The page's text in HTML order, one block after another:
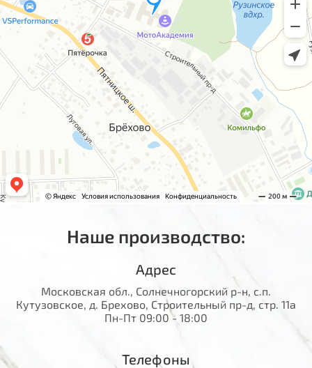
Наше производство:
Адрес
Московская обл., Солнечногорский р-н, с.п.
Кутузовское, д. Брехово, Строительный пр-д, стр. 11а
Пн-Пт 09:00 - 18:00
Телефоны